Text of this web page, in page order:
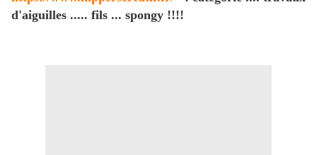
d'aiguilles ..... fils ... spongy !!!!